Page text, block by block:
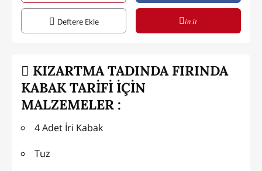
Deftere Ekle in it
KIZARTMA TADINDA FIRINDA
KABAK TARİFİ İÇİN
MALZEMELER :
4 Adet İri Kabak
Tuz